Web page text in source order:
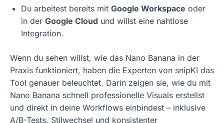
Du arbeitest bereits mit Google Workspace oder
in der Google Cloud und willst eine nahtlose
Integration.
Wenn du sehen willst, wie das Nano Banana in der
Praxis funktioniert, haben die Experten von snipKI das
Tool genauer beleuchtet. Darin zeigen sie, wie du mit
Nano Banana schnell professionelle Visuals erstellst
und direkt in deine Workflows einbindest – inklusive
A/B-Tests, Stilwechsel und konsistenter